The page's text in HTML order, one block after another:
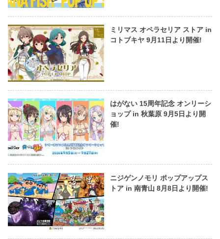
ミリマス オペラセリア ストア in
コトブキヤ 9月11日より開催!
はがない 15周年記念 オンリーシ
ョップ in 秋葉原 9月5日より開
催!
ニジゲンノモリ ポップアップス
トア in 南青山 8月8日より開催!